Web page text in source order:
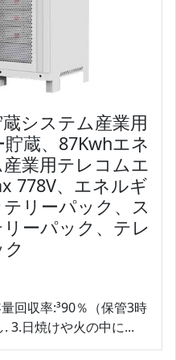
システム産業用
蔵、87Kwhエネ
業用テレコムエ
778V、エネルギ
リーパック、ス
ーパック、テレ
回収率:³90％（保管3時
3.日焼けや火の中に...